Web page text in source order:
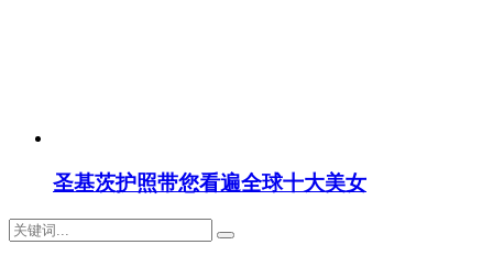
圣基茨护照带您看遍全球十大美女